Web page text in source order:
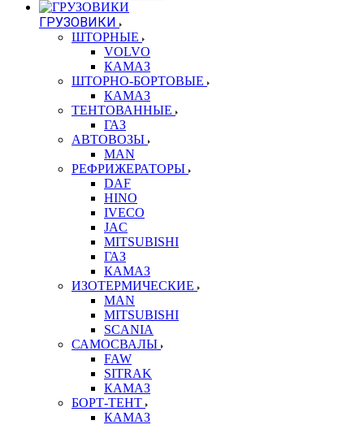
ГРУЗОВИКИ
ШТОРНЫЕ
VOLVO
КАМАЗ
ШТОРНО-БОРТОВЫЕ
КАМАЗ
ТЕНТОВАННЫЕ
ГАЗ
АВТОВОЗЫ
MAN
РЕФРИЖЕРАТОРЫ
DAF
HINO
IVECO
JAC
MITSUBISHI
ГАЗ
КАМАЗ
ИЗОТЕРМИЧЕСКИЕ
MAN
MITSUBISHI
SCANIA
САМОСВАЛЫ
FAW
SITRAK
КАМАЗ
БОРТ-ТЕНТ
КАМАЗ